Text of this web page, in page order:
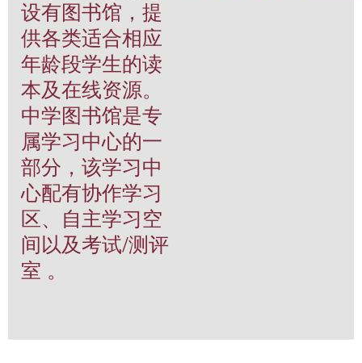
设有图书馆，提
供各类适合相应
年龄段学生的读
本及在线资源。
中学图书馆是专
属学习中心的一
部分，该学习中
心配有协作学习
区、自主学习空
间以及考试/测评
室 。